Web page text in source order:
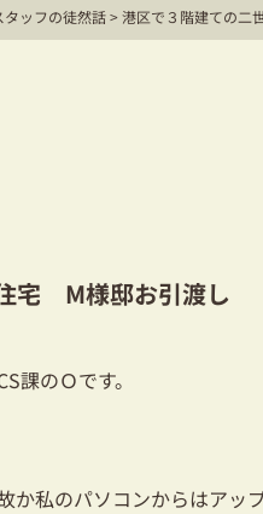
タッフの徒然話>港区で３階建ての二
宅 M様邸お引渡し
課のＯです。
私のパソコンからはアップ